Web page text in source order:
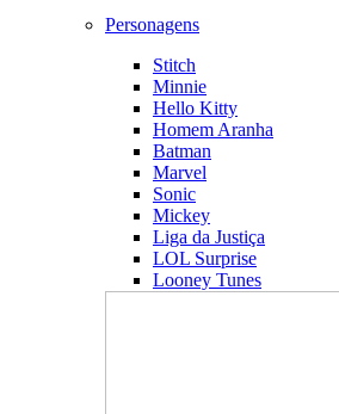
Personagens
Stitch
Minnie
Hello Kitty
Homem Aranha
Batman
Marvel
Sonic
Mickey
Liga da Justiça
LOL Surprise
Looney Tunes